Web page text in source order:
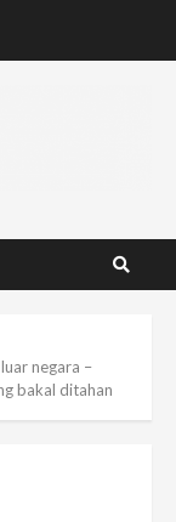
negara –
bakal ditahan